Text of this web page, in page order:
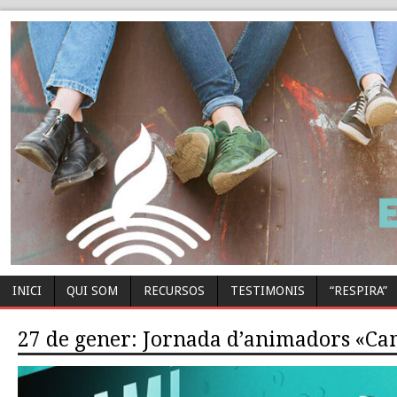
INICI QUI SOM RECURSOS TESTIMONIS “RESPIRA”
27 de gener: Jornada d’animadors